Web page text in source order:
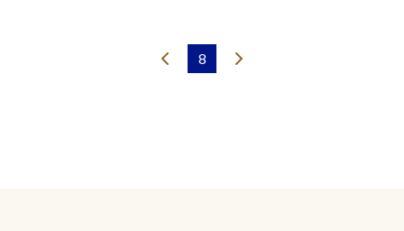
Prev 8 Next